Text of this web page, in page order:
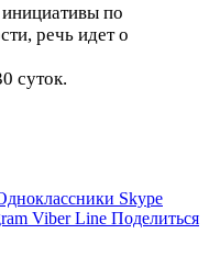
по
речь идет о
суток.
Skype
Viber Line Поделиться